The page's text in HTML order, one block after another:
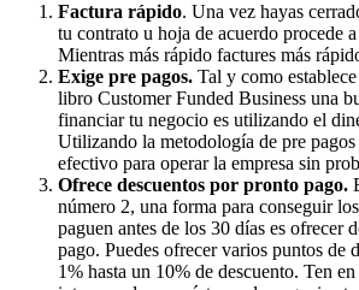
Factura rápido. Una vez hayas
tu contrato u hoja de acuerdo procede
Mientras más rápido factures más
Exige pre pagos. Tal y como
libro Customer Funded Business una
financiar tu negocio es utilizando el
Utilizando la metodología de pre
efectivo para operar la empresa sin
Ofrece descuentos por pronto pago.
número 2, una forma para conseguir
paguen antes de los 30 días es ofrecer
pago. Puedes ofrecer varios puntos de
1% hasta un 10% de descuento. Ten